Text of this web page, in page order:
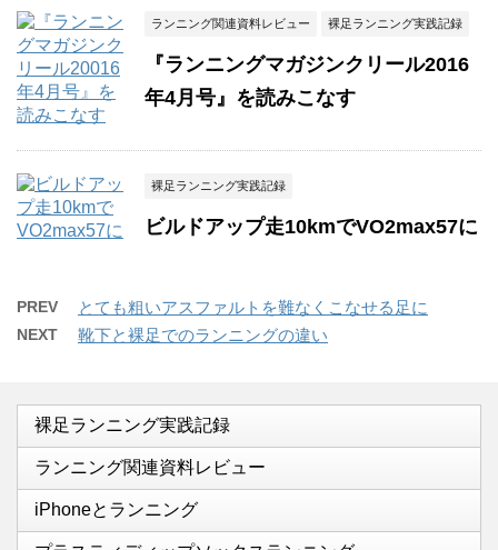
ランニング関連資料レビュー 裸足ランニング実践記録
『ランニングマガジンクリール2016
年4月号』を読みこなす
裸足ランニング実践記録
ビルドアップ走10kmでVO2max57に
PREV とても粗いアスファルトを難なくこなせる足に
NEXT 靴下と裸足でのランニングの違い
裸足ランニング実践記録
ランニング関連資料レビュー
iPhoneとランニング